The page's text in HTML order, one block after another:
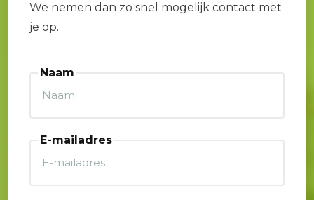
We nemen dan zo snel mogelijk contact met
je op.
Naam
E-mailadres